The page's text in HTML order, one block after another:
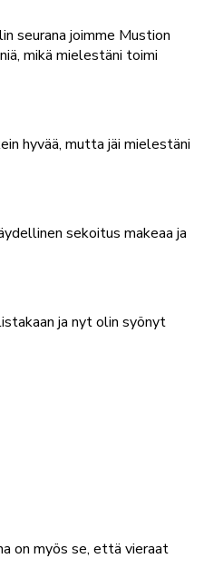
seurana joimme Mustion
mikä mielestäni toimi
hyvää, mutta jäi mielestäni
sekoitus makeaa ja
ja nyt olin syönyt
on myös se, että vieraat